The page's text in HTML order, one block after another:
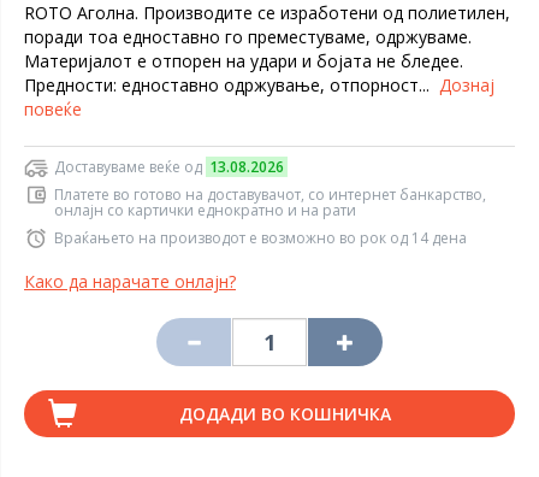
ROTO Аголна. Производите се изработени од полиетилен,
поради тоа едноставно го преместуваме, одржуваме.
Материјалот е отпорен на удари и бојата не бледее.
Предности: едноставно одржување, отпорност... Дознај
повеќе
Доставуваме веќе од 13.08.2026
Платете во готово на доставувачот, со интернет банкарство,
онлајн со картички еднократно и на рати
Враќањето на производот е возможно во рок од 14 дена
Како да нарачате онлајн?
ДОДАДИ ВО КОШНИЧКА